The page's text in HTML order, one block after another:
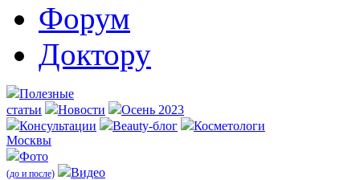
Форум
Доктору
Полезные
статьи
Новости
Осень 2023
Консультации
Beauty-блог
Косметологи
Москвы
Фото
(до и после) Видео